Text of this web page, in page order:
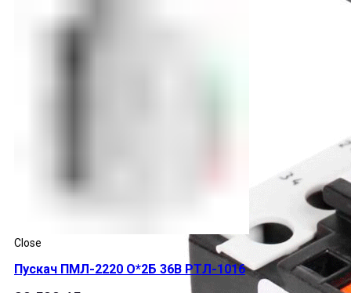
Close
Пускач ПМЛ-2220 О*2Б 36В РТЛ-1016